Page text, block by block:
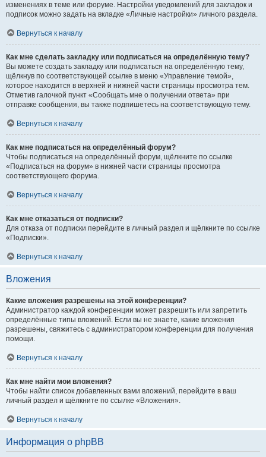
изменениях в теме или форуме. Настройки уведомлений для закладок и
подписок можно задать на вкладке «Личные настройки» личного раздела.
Вернуться к началу
Как мне сделать закладку или подписаться на определённую тему?
Вы можете создать закладку или подписаться на определённую тему,
щёлкнув по соответствующей ссылке в меню «Управление темой»,
которое находится в верхней и нижней части страницы просмотра тем.
Отметив галочкой пункт «Сообщать мне о получении ответа» при
отправке сообщения, вы также подпишетесь на соответствующую тему.
Вернуться к началу
Как мне подписаться на определённый форум?
Чтобы подписаться на определённый форум, щёлкните по ссылке
«Подписаться на форум» в нижней части страницы просмотра
соответствующего форума.
Вернуться к началу
Как мне отказаться от подписки?
Для отказа от подписки перейдите в личный раздел и щёлкните по ссылке
«Подписки».
Вернуться к началу
Вложения
Какие вложения разрешены на этой конференции?
Администратор каждой конференции может разрешить или запретить
определённые типы вложений. Если вы не знаете, какие вложения
разрешены, свяжитесь с администратором конференции для получения
помощи.
Вернуться к началу
Как мне найти мои вложения?
Чтобы найти список добавленных вами вложений, перейдите в ваш
личный раздел и щёлкните по ссылке «Вложения».
Вернуться к началу
Информация о phpBB